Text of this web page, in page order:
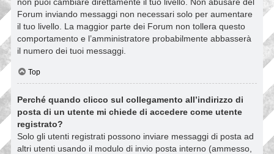
non puoi cambiare direttamente il tuo livello. Non abusare del
Forum inviando messaggi non necessari solo per aumentare
il tuo livello. La maggior parte dei Forum non tollera questo
comportamento e l’amministratore probabilmente abbasserà
il numero dei tuoi messaggi.
Top
Perché quando clicco sul collegamento all’indirizzo di
posta di un utente mi chiede di accedere come utente
registrato?
Solo gli utenti registrati possono inviare messaggi di posta ad
altri utenti usando il modulo di invio posta interno (ammesso,